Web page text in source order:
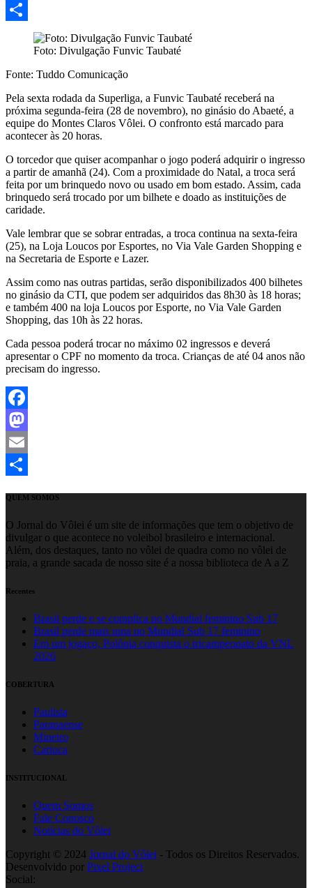
Email
Foto: Divulgação Funvic Taubaté
Fonte: Tuddo Comunicação
Pela sexta rodada da Superliga, a Funvic Taubaté receberá na
próxima segunda-feira (28 de novembro), no ginásio do Abaeté, a
equipe do Montes Claros Vôlei. O confronto está marcado para
acontecer às 20 horas.
O torcedor que quiser acompanhar o jogo poderá adquirir o ingresso
a partir de amanhã (24). Com a proximidade do Natal, a troca será
feita por um brinquedo novo ou usado em bom estado. Assim, cada
brinquedo será trocado por um bilhete e doado as instituições de
caridade.
Vale lembrar que se sobrar entradas, a troca continua na sexta-feira
(25), na Loja Loucos por Esportes, no Via Vale Garden Shopping e
na Secretaria de Esporte e Lazer.
Assim como nas outras partidas, serão disponibilizados 400 bilhetes
no ginásio da CTI, que podem ser adquiridos das 8h30 às 18 horas;
e também 400 na loja Loucos por Esporte, no Via Vale Garden
Shopping, das 10h às 22 horas.
Cada pessoa poderá trocar no máximo 02 ingressos e deverá
apresentar o CPF no momento da troca. Crianças de até 04 anos não
precisam do ingresso.
Facebook
Mastodon
Email
QUEM SOMOS
O Jornal do Vôlei é um site de informações que tem o objetivo de
divulgar o que acontece no voleibol brasileiro e internacional.
Além, dos destaques, tanto no vôlei de quadra como no vôlei de
praia, a grande sacada de nosso site é a nossa biblioteca de A a Z
Recentes
Brasil perde e se complica no Mundial feminino Sub 17
Brasil perde mais uma no Mundial Sub 17 feminino
Em um jogaço, Polônia conquista o tricampeonato da VNL
2026
COBERTURA
Paulista
Paranaense
Mineiro
Carioca
INSTITUCIONAL
Quem Somos
Fale Conosco
Notícias do Vôlei
Copyright © 2024 Jornal do Vôlei - Todos os Direitos Reservados.
Desenvolvido por Pixel Project
Social: